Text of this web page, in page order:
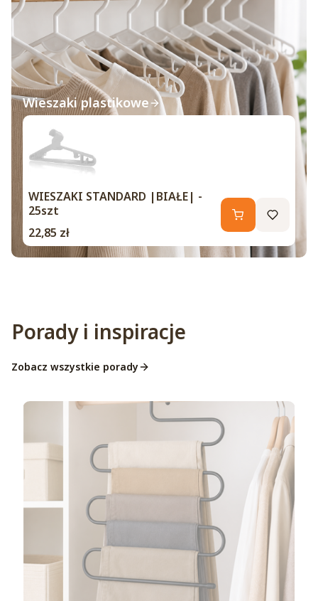
Wieszaki plastikowe
WIESZAKI STANDARD |BIAŁE| -
25szt
Cena
22,85 zł
Porady i inspiracje
Zobacz wszystkie porady